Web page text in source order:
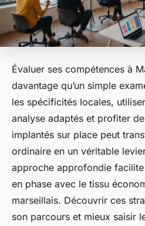
Évaluer ses compétences à
davantage qu’un simple
les spécificités locales,
analyse adaptés et profiter
implantés sur place peut
ordinaire en un véritable
approche approfondie
en phase avec le tissu
marseillais. Découvrir ces
son parcours et mieux saisir